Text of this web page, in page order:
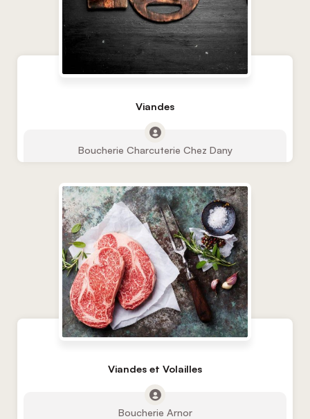
Viandes
Boucherie Charcuterie Chez Dany
Viandes et Volailles
Boucherie Arnor